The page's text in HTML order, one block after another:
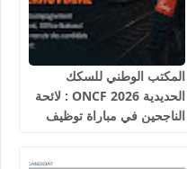
المكتب الوطني للسكك
الحديدية 2026 ONCF : لائحة
الناجحين في مباراة توظيف